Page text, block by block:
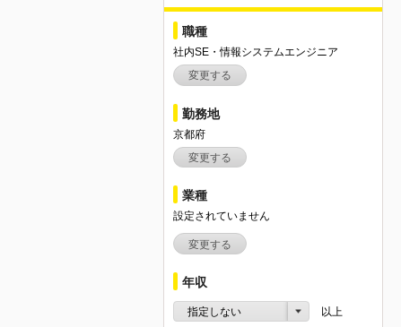
職種
社内SE・情報システムエンジニア
変更する
勤務地
京都府
変更する
業種
設定されていません
変更する
年収
指定しない 以上